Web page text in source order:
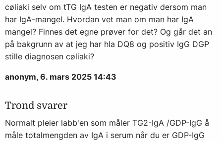
cøliaki selv om tTG IgA testen er negativ dersom man
har IgA-mangel. Hvordan vet man om man har IgA
mangel? Finnes det egne prøver for det? Og går det an
på bakgrunn av at jeg har hla DQ8 og positiv IgG DGP
stille diagnosen cøliaki?
anonym, 6. mars 2025 14:43
Trond svarer
Normalt pleier labb'en som måler TG2-IgA /GDP-IgG å
måle totalmengden av IgA i serum når du er GDP-IgG